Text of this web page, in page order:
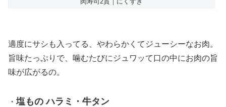
適度にサシも入ってる、やわらかくてジューシーなお肉。
旨味たっぷりで、噛むたびにジュワッて口の中にお肉の旨
味が広がるの。
・ 塩もの ハラミ・牛タン